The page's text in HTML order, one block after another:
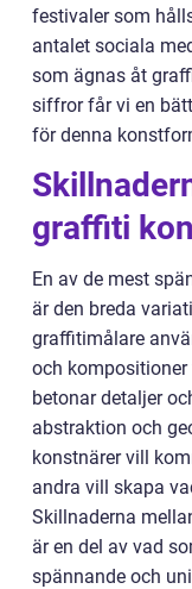
festivaler som
antalet sociala
som ägnas åt
siffror får vi en
för denna
graffiti
En av de mest
är den breda
graffitimålare
och
betonar detaljer
abstraktion och
konstnärer vill
andra vill skapa
Skillnaderna
är en del av vad
spännande och